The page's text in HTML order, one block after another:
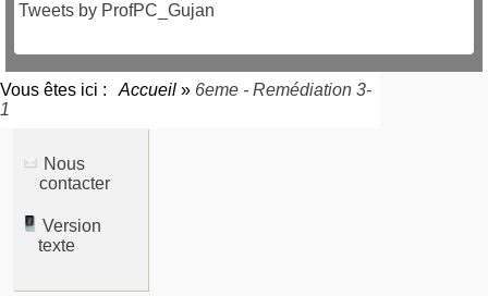
Tweets by ProfPC_Gujan
Vous êtes ici : Accueil » 6eme - Remédiation 3-
1
Nous
contacter
Version
texte